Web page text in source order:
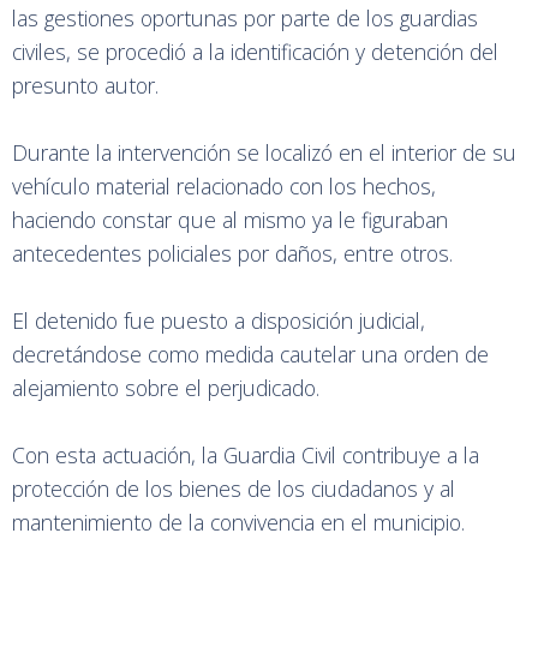
las gestiones oportunas por parte de los guardias
civiles, se procedió a la identificación y detención del
presunto autor.
Durante la intervención se localizó en el interior de su
vehículo material relacionado con los hechos,
haciendo constar que al mismo ya le figuraban
antecedentes policiales por daños, entre otros.
El detenido fue puesto a disposición judicial,
decretándose como medida cautelar una orden de
alejamiento sobre el perjudicado.
Con esta actuación, la Guardia Civil contribuye a la
protección de los bienes de los ciudadanos y al
mantenimiento de la convivencia en el municipio.